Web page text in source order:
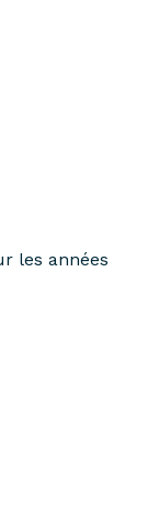
les années